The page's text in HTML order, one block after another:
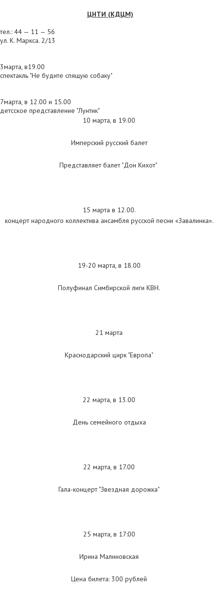
ЦНТИ (КДЦМ)
тел.: 44 — 11 — 56
ул. К. Маркса. 2/13
3марта, в19.00
спектакль "Не будите спящую собаку"
7марта, в 12.00 и 15.00
детсское представление "Лунтик"
10 марта, в 19.00
Имперский русский балет
Представляет балет "Дон Кихот"
15 марта в 12.00.
концерт народного коллектива ансамбля русской песни «Завалинка».
19-20 марта, в 18.00
Полуфинал Симбирской лиги КВН.
21 марта
Краснодарский цирк "Европа"
22 марта, в 13.00
День семейного отдыха
22 марта, в 17.00
Гала-концерт "Звездная дорожка"
25 марта, в 17:00
Ирина Малиновская
Цена билета: 300 рублей